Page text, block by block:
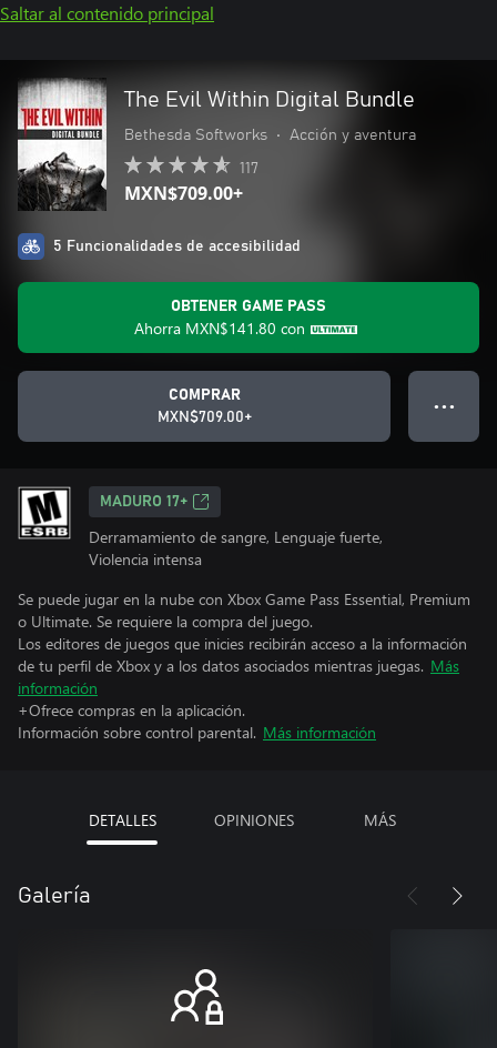
Saltar al contenido principal
The Evil Within Digital Bundle
Bethesda Softworks • Acción y aventura
117
MXN$709.00+
5 Funcionalidades de accesibilidad
OBTENER GAME PASS
Ahorra MXN$141.80 con
COMPRAR
MXN$709.00+
● ● ●
MADURO 17+
Derramamiento de sangre, Lenguaje fuerte,
Violencia intensa
Se puede jugar en la nube con Xbox Game Pass Essential, Premium
o Ultimate. Se requiere la compra del juego.
Los editores de juegos que inicies recibirán acceso a la información
de tu perfil de Xbox y a los datos asociados mientras juegas. Más
información
+Ofrece compras en la aplicación.
Información sobre control parental. Más información
DETALLES OPINIONES MÁS
Galería